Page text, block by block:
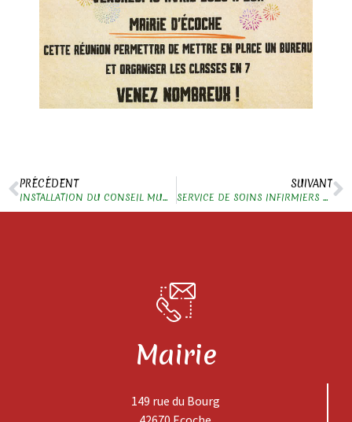
PRÉCÉDENT
INSTALLATION DU CONSEIL MUNICIPAL
SUIVANT
SERVICE DE SOINS INFIRMIERS A DOMICILE (SSIAD BELMONT)
Mairie
149 rue du Bourg